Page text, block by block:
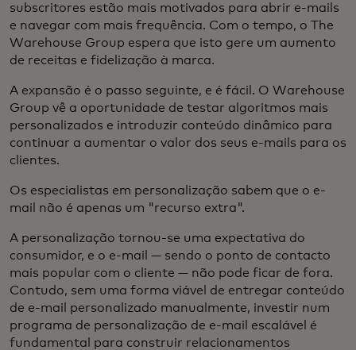
subscritores estão mais motivados para abrir e-mails
e navegar com mais frequência. Com o tempo, o The
Warehouse Group espera que isto gere um aumento
de receitas e fidelização à marca.
A expansão é o passo seguinte, e é fácil. O Warehouse
Group vê a oportunidade de testar algoritmos mais
personalizados e introduzir conteúdo dinâmico para
continuar a aumentar o valor dos seus e-mails para os
clientes.
Os especialistas em personalização sabem que o e-
mail não é apenas um "recurso extra".
A personalização tornou-se uma expectativa do
consumidor, e o e-mail — sendo o ponto de contacto
mais popular com o cliente — não pode ficar de fora.
Contudo, sem uma forma viável de entregar conteúdo
de e-mail personalizado manualmente, investir num
programa de personalização de e-mail escalável é
fundamental para construir relacionamentos